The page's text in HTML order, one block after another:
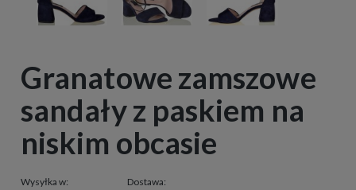
Granatowe zamszowe
sandały z paskiem na
niskim obcasie
Wysyłka w:
Dostawa: